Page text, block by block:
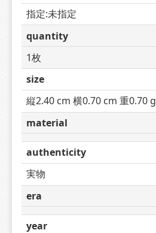
指定:未指定
quantity
1枚
size
縦2.40 cm 横0.70 cm 重0.70 g
material
authenticity
実物
era
year